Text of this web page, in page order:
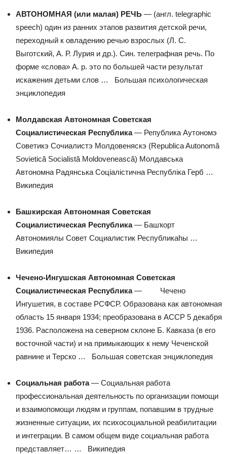
АВТОНОМНАЯ (или малая) РЕЧЬ — (англ. telegraphic
speech) один из ранних этапов развития детской речи,
переходный к овладению речью взрослых (Л. С.
Выготский, А. Р. Лурия и др.). Син. телеграфная речь. По
форме «слова» А. р. это по большей части результат
искажения детьми слов … Большая психологическая
энциклопедия
Молдавская Автономная Советская
Социалистическая Республика— Република Аутономэ
Советикэ Сочиалистэ Молдовеняскэ (Republica Autonomă
Sovietică Socialistă Moldovenească) Молдавська
Автономна Радянська Соціалістична Республіка Герб …
Википедия
Башкирская Автономная Советская
Социалистическая Республика— Башҡорт
Автономиялы Совет Социалистик Республикаhы …
Википедия
Чечено-Ингушская Автономная Советская
Социалистическая Республика— Чечено
Ингушетия, в составе РСФСР. Образована как автономная
область 15 января 1934; преобразована в АССР 5 декабря
1936. Расположена на северном склоне Б. Кавказа (в его
восточной части) и на примыкающих к нему Чеченской
равнине и Терско … Большая советская энциклопедия
Социальная работа— Социальная работа
профессиональная деятельность по организации помощи
и взаимопомощи людям и группам, попавшим в трудные
жизненные ситуации, их психосоциальной реабилитации
и интеграции. В самом общем виде социальная работа
представляет… … Википедия